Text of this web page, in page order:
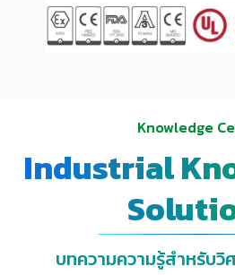
Knowledge
Industrial
บทความความรู้สำหรับวิ